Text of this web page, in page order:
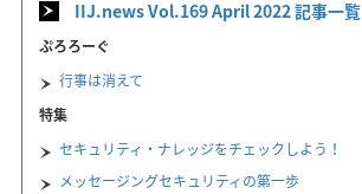
IIJ.news Vol.169 April 2022 記事一覧
ぷろろーぐ
行事は消えて
特集
セキュリティ・ナレッジをチェックしよう！
メッセージングセキュリティの第一歩